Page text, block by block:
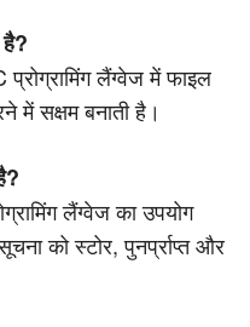
प्रोग्रामिंग लैंग्वेज में फाइल
सक्षम बनाती है।
लैंग्वेज का उपयोग
को स्टोर, पुनर्प्राप्त और